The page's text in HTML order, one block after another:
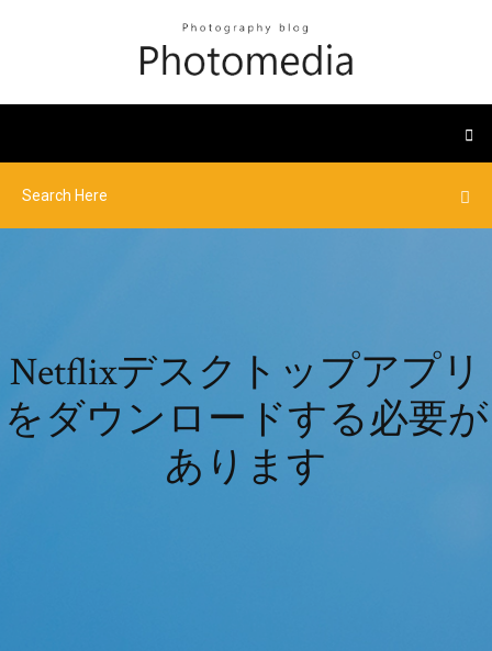
Netflixデスクトップアプリ
をダウンロードする必要が
あります